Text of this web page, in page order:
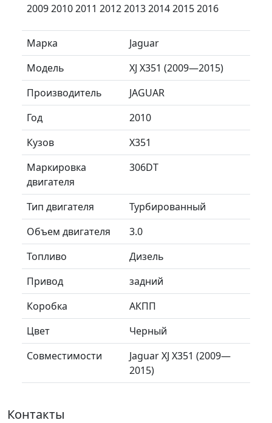
2009 2010 2011 2012 2013 2014 2015 2016
Марка
Jaguar
Модель
XJ X351 (2009—2015)
Производитель
JAGUAR
Год
2010
Кузов
X351
Маркировка
двигателя
306DT
Тип двигателя
Турбированный
Объем двигателя
3.0
Топливо
Дизель
Привод
задний
Коробка
АКПП
Цвет
Черный
Совместимости
Jaguar XJ X351 (2009—
2015)
Контакты